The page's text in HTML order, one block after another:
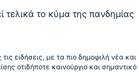
τελικά το κύμα της πανδημίας
τις ειδήσεις, με τα πιο δημοφιλή νέα και
οτιδήποτε καινούργιο και σημαντικό